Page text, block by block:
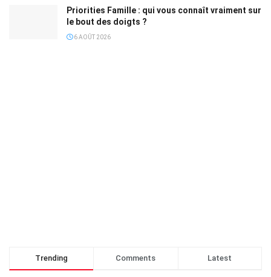
Priorities Famille : qui vous connaît vraiment sur
le bout des doigts ?
6 AOÛT 2026
Trending Comments Latest